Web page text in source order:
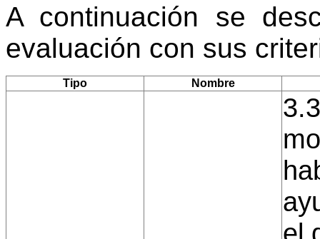
A continuación se
evaluación con sus
Tipo Nombre
el